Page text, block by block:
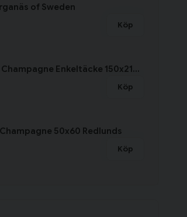
of Sweden
Köp
Hotell Mirage Bäddset Satin Champagne Enkeltäcke 150x210 Redlunds
Köp
50x60 Redlunds
Köp